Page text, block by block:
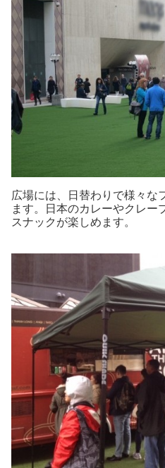
広場には、日替わりで様々な
ます。日本のカレーやクレー
スナックが楽しめます。